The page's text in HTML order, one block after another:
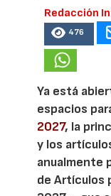
Redacción
476
Ya está
espacios
2027, la
y los
anualmente
de Artículos